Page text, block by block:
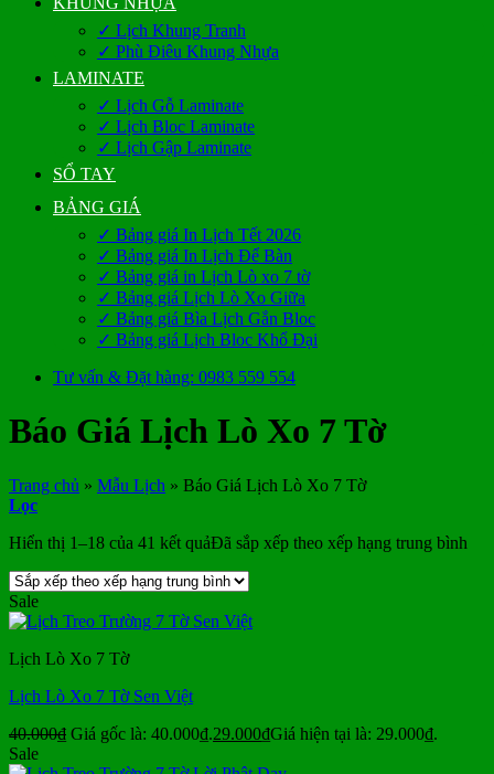
✓ Lịch Khung Tranh
✓ Phù Điêu Khung Nhựa
LAMINATE
✓ Lịch Gỗ Laminate
✓ Lịch Bloc Laminate
✓ Lịch Gập Laminate
SỔ TAY
BẢNG GIÁ
✓ Bảng giá In Lịch Tết 2026
✓ Bảng giá In Lịch Để Bàn
✓ Bảng giá in Lịch Lò xo 7 tờ
✓ Bảng giá Lịch Lò Xo Giữa
✓ Bảng giá Bìa Lịch Gắn Bloc
✓ Bảng giá Lịch Bloc Khổ Đại
Tư vấn & Đặt hàng: 0983 559 554
Báo Giá Lịch Lò Xo 7 Tờ
Trang chủ » Mẫu Lịch » Báo Giá Lịch Lò Xo 7 Tờ
Lọc
Hiển thị 1–18 của 41 kết quảĐã sắp xếp theo xếp hạng trung bình
Sale
Lịch Lò Xo 7 Tờ
Lịch Lò Xo 7 Tờ Sen Việt
40.000₫ Giá gốc là: 40.000₫.29.000₫Giá hiện tại là: 29.000₫.
Sale